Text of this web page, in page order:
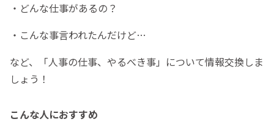
・どんな仕事があるの？
・こんな事言われたんだけど…
など、「人事の仕事、やるべき事」について情報交換しま
しょう！
こんな人におすすめ